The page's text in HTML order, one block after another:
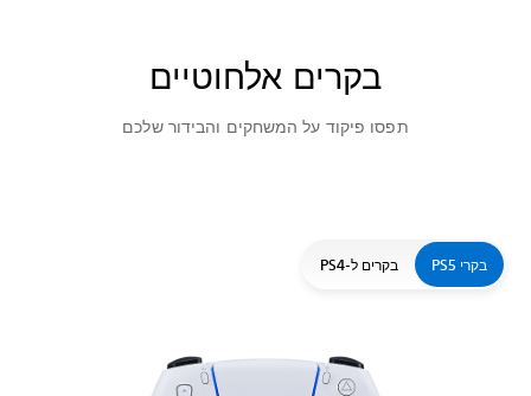
בקרים אלחוטיים
תפסו פיקוד על המשחקים והבידור שלכם
בקרי PS5 בקרים ל-PS4